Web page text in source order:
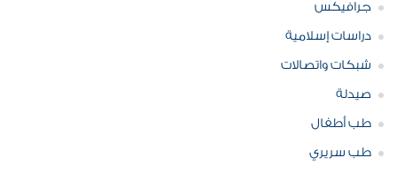
جرافيكس
دراسات إسلامية
شبكات واتصالات
صيدلة
طب أطفال
طب سريري